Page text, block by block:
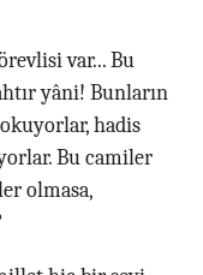
var... Bu
yâni! Bunların
hadis
Bu camiler
olmasa,